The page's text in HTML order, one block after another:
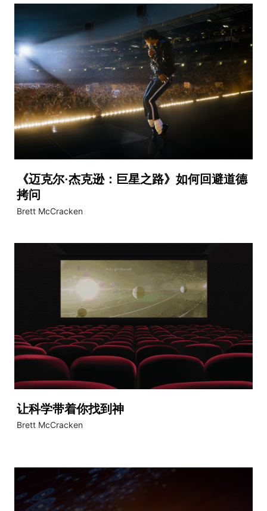
《迈克尔·杰克逊：巨星之路》如何回避道德
拷问
Brett McCracken
让科学带着你找到神
Brett McCracken